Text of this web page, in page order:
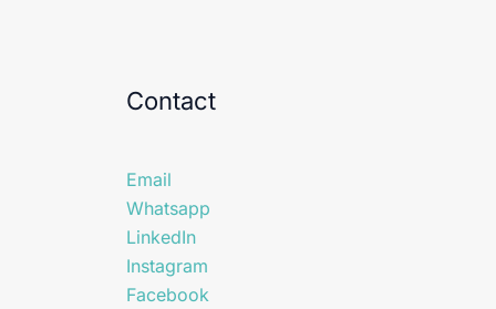
Contact
Email
Whatsapp
LinkedIn
Instagram
Facebook